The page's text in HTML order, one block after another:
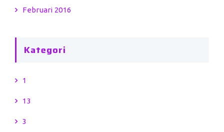
Februari 2016
Kategori
1
13
3